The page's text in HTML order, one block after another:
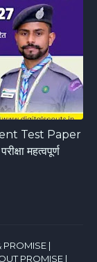
Test Paper
महत्वपूर्ण
PROMISE |
PROMISE |